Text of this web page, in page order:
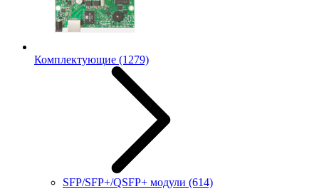
Комплектующие (1279)
SFP/SFP+/QSFP+ модули (614)